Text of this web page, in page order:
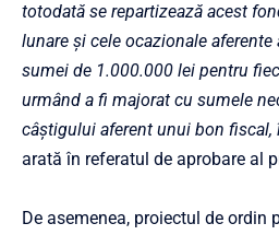
totodată se repartizează acest
lunare şi cele ocazionale
sumei de 1.000.000 lei pentru
urmând a fi majorat cu sumele
câştigului aferent unui bon
arată în referatul de aprobare al
De asemenea, proiectul de ordin